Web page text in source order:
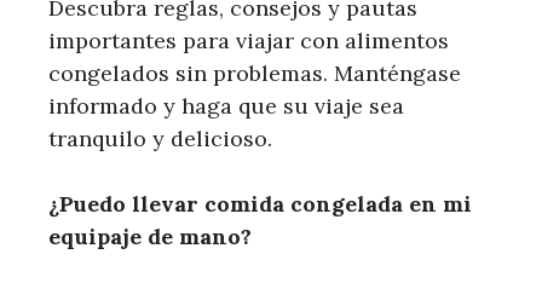
Descubra reglas, consejos y pautas
importantes para viajar con alimentos
congelados sin problemas. Manténgase
informado y haga que su viaje sea
tranquilo y delicioso.
¿Puedo llevar comida congelada en mi
equipaje de mano?